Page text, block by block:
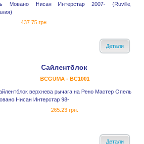
Мовано Нисан Интерстар 2007- (Ruville,
437.75 грн.
Детали
Сайлентблок
BCGUMA - BC1001
верхнева рычага на Рено Мастер Опель
Нисан Интерстар 98-
265.23 грн.
Детали